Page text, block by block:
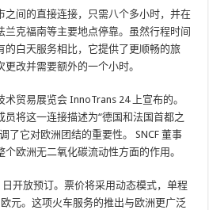
之间的直接连接，只需八个多小时，并在
兰克福南等主要地点停靠。虽然行程时间
的白天服务相比，它提供了更顺畅的旅
改并需要额外的一个小时。
贸易展览会 InnoTrans 24 上宣布的。
将这一连接描述为“德国和法国首都之
了它对欧洲团结的重要性。 SNCF 董事
欧洲无二氧化碳流动性方面的作用。
日开放预订。票价将采用动态模式，单程
元。这项火车服务的推出与欧洲更广泛